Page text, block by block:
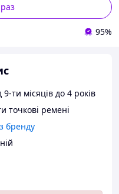
95%
9-ти місяців до 4 років
точкові ремені
бренду